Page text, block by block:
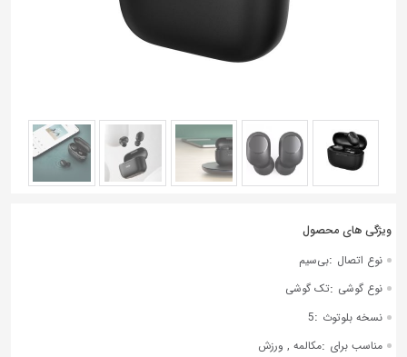
نوع اتصال :بی‌سیم
نوع گوشی :تک گوشی
نسخه بلوتوث :
5
مناسب برای :مکالمه , ورزش